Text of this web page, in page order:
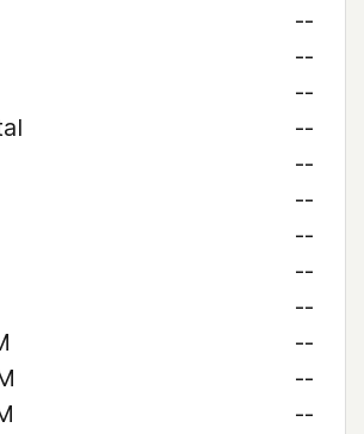
--
--
--
--
--
--
--
--
--
--
--
--